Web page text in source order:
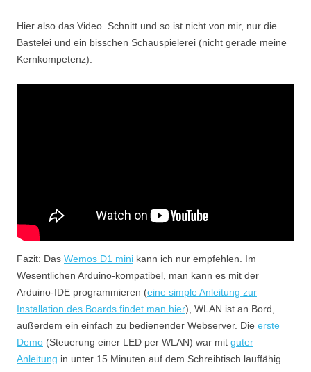
Hier also das Video. Schnitt und so ist nicht von mir, nur die
Bastelei und ein bisschen Schauspielerei (nicht gerade meine
Kernkompetenz).
Fazit: Das Wemos D1 mini kann ich nur empfehlen. Im
Wesentlichen Arduino-kompatibel, man kann es mit der
Arduino-IDE programmieren (eine simple Anleitung zur
Installation des Boards findet man hier), WLAN ist an Bord,
außerdem ein einfach zu bedienender Webserver. Die erste
Demo (Steuerung einer LED per WLAN) war mit guter
Anleitung in unter 15 Minuten auf dem Schreibtisch lauffähig